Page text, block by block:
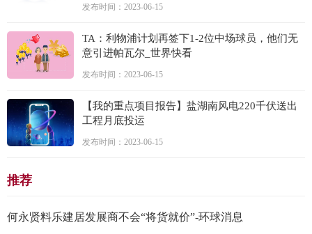
发布时间：2023-06-15
TA：利物浦计划再签下1-2位中场球员，他们无
意引进帕瓦尔_世界快看
发布时间：2023-06-15
【我的重点项目报告】盐湖南风电220千伏送出
工程月底投运
发布时间：2023-06-15
推荐
何永贤料乐建居发展商不会“将货就价”-环球消息